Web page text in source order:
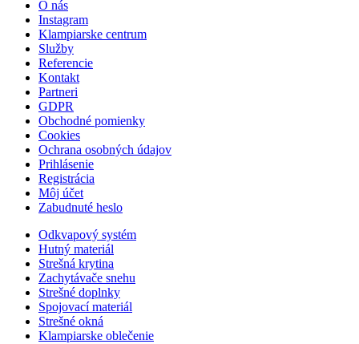
O nás
Instagram
Klampiarske centrum
Služby
Referencie
Kontakt
Partneri
GDPR
Obchodné pomienky
Cookies
Ochrana osobných údajov
Prihlásenie
Registrácia
Môj účet
Zabudnuté heslo
Odkvapový systém
Hutný materiál
Strešná krytina
Zachytávače snehu
Strešné doplnky
Spojovací materiál
Strešné okná
Klampiarske oblečenie